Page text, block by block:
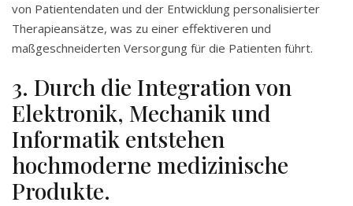
von Patientendaten und der Entwicklung personalisierter
Therapieansätze, was zu einer effektiveren und
maßgeschneiderten Versorgung für die Patienten führt.
3. Durch die Integration von
Elektronik, Mechanik und
Informatik entstehen
hochmoderne medizinische
Produkte.